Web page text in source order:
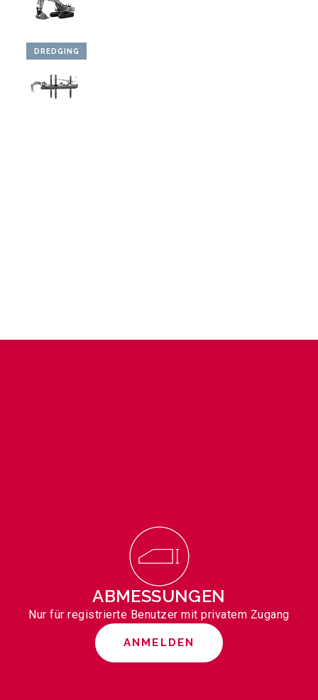
DREDGING
ABMESSUNGEN
Nur für registrierte Benutzer mit privatem Zugang
ANMELDEN